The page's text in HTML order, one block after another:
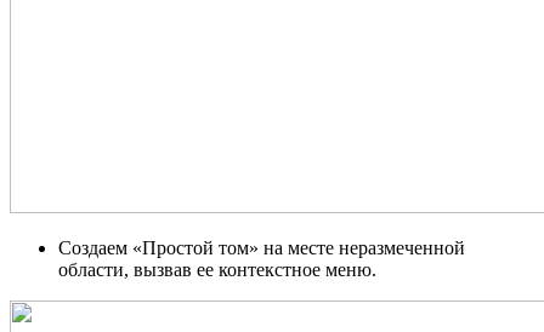
Создаем «Простой том» на месте неразмеченной
области, вызвав ее контекстное меню.